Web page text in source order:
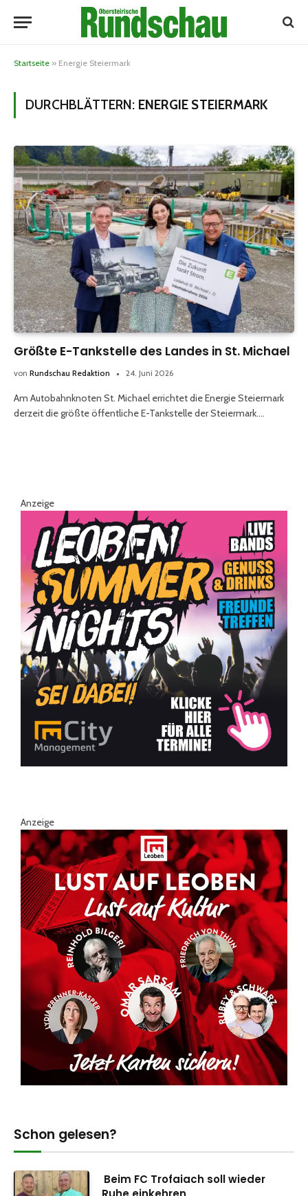
Startseite » Energie Steiermark
DURCHBLÄTTERN: ENERGIE STEIERMARK
Größte E-Tankstelle des Landes in St. Michael
von Rundschau Redaktion 24. Juni 2026
Am Autobahnknoten St. Michael errichtet die Energie Steiermark
derzeit die größte öffentliche E-Tankstelle der Steiermark.…
Anzeige
Anzeige
Schon gelesen?
Beim FC Trofaiach soll wieder